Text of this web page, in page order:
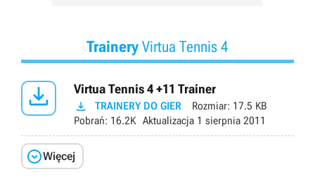
Trainery Virtua Tennis 4
 Virtua Tennis 4 +11 Trainer
 TRAINERY DO GIER Rozmiar: 17.5 KB
Pobrań: 16.2K Aktualizacja 1 sierpnia 2011
Więcej